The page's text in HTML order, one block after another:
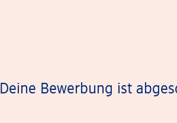
Deine Bewerbung ist